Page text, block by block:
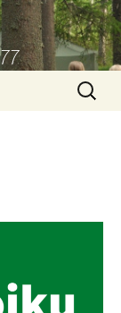
Haku: